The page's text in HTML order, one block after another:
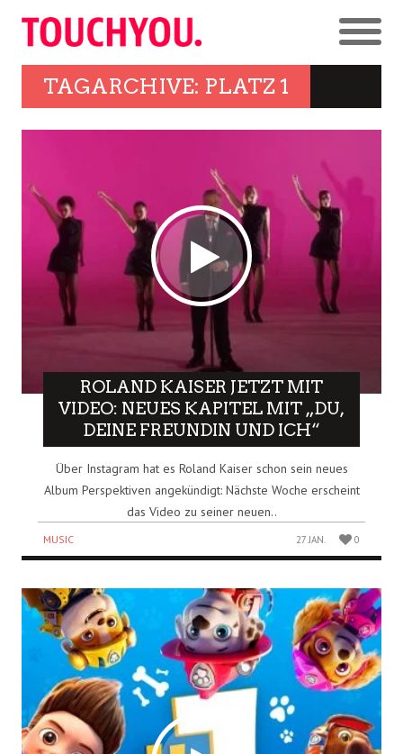
TAGARCHIVE: PLATZ 1
ROLAND KAISER JETZT MIT
VIDEO: NEUES KAPITEL MIT „DU,
DEINE FREUNDIN UND ICH“
Über Instagram hat es Roland Kaiser schon sein neues
Album Perspektiven angekündigt: Nächste Woche erscheint
das Video zu seiner neuen..
MUSIC 27 JAN. 0